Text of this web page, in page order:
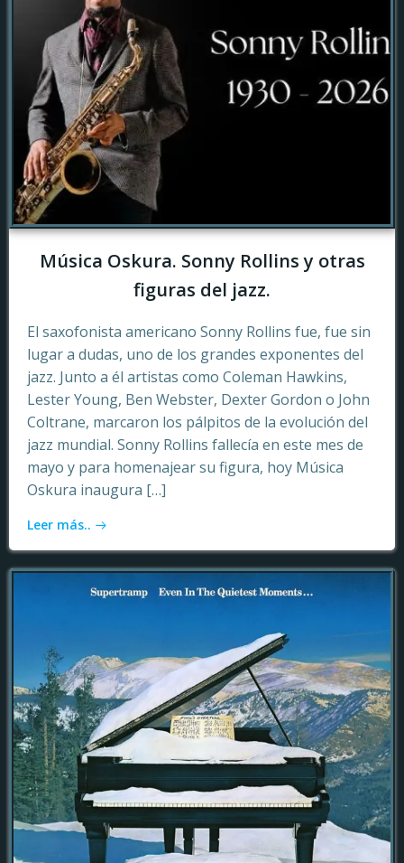
Música Oskura. Sonny Rollins y otras
figuras del jazz.
El saxofonista americano Sonny Rollins fue, fue sin
lugar a dudas, uno de los grandes exponentes del
jazz. Junto a él artistas como Coleman Hawkins,
Lester Young, Ben Webster, Dexter Gordon o John
Coltrane, marcaron los pálpitos de la evolución del
jazz mundial. Sonny Rollins fallecía en este mes de
mayo y para homenajear su figura, hoy Música
Oskura inaugura […]
Leer más..